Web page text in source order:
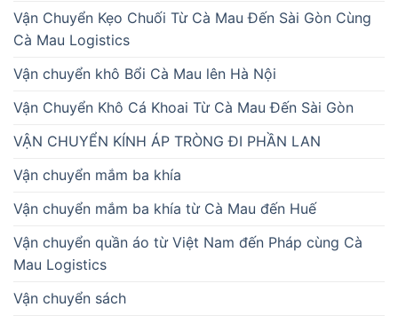
Vận Chuyển Kẹo Chuối Từ Cà Mau Đến Sài Gòn Cùng
Cà Mau Logistics
Vận chuyển khô Bổi Cà Mau lên Hà Nội
Vận Chuyển Khô Cá Khoai Từ Cà Mau Đến Sài Gòn
VẬN CHUYỂN KÍNH ÁP TRÒNG ĐI PHẦN LAN
Vận chuyển mắm ba khía
Vận chuyển mắm ba khía từ Cà Mau đến Huế
Vận chuyển quần áo từ Việt Nam đến Pháp cùng Cà
Mau Logistics
Vận chuyển sách